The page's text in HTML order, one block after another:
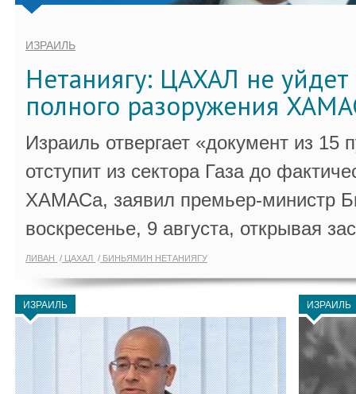
ИЗРАИЛЬ
Нетаниягу: ЦАХАЛ не уйдет
полного разоружения
Израиль отвергает «документ из
отступит из сектора Газа до
ХАМАСа, заявил премьер-министр
воскресенье, 9 августа, открывая
ЛИВАН ЦАХАЛ БИНЬЯМИН НЕТАНИЯГУ
ИЗРАИЛЬ ИЗРАИЛЬ